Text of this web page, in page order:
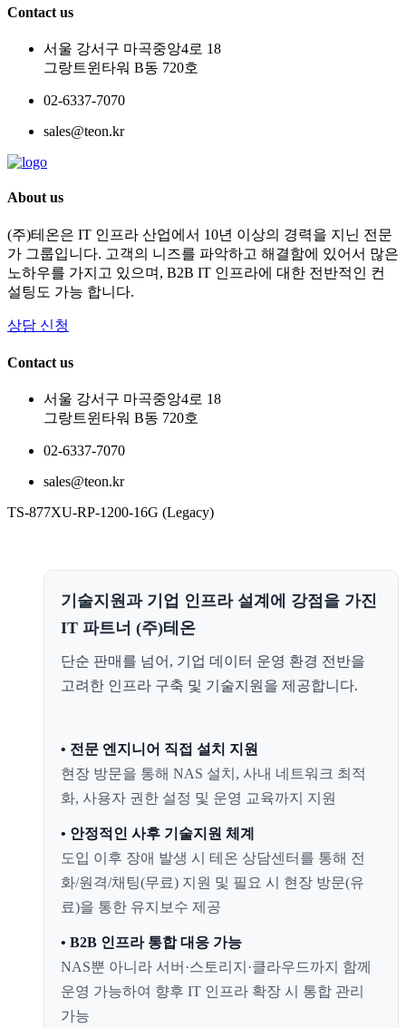
Contact us
서울 강서구 마곡중앙4로 18
그랑트윈타워 B동 720호
02-6337-7070
sales@teon.kr
About us
(주)테온은 IT 인프라 산업에서 10년 이상의 경력을 지닌 전문
가 그룹입니다. 고객의 니즈를 파악하고 해결함에 있어서 많은
노하우를 가지고 있으며, B2B IT 인프라에 대한 전반적인 컨
설팅도 가능 합니다.
상담 신청
Contact us
서울 강서구 마곡중앙4로 18
그랑트윈타워 B동 720호
02-6337-7070
sales@teon.kr
TS-877XU-RP-1200-16G (Legacy)
기술지원과 기업 인프라 설계에 강점을 가진
IT 파트너 (주)테온
단순 판매를 넘어, 기업 데이터 운영 환경 전반을
고려한 인프라 구축 및 기술지원을 제공합니다.
• 전문 엔지니어 직접 설치 지원
현장 방문을 통해 NAS 설치, 사내 네트워크 최적
화, 사용자 권한 설정 및 운영 교육까지 지원
• 안정적인 사후 기술지원 체계
도입 이후 장애 발생 시 테온 상담센터를 통해 전
화/원격/채팅(무료) 지원 및 필요 시 현장 방문(유
료)을 통한 유지보수 제공
• B2B 인프라 통합 대응 가능
NAS뿐 아니라 서버·스토리지·클라우드까지 함께
운영 가능하여 향후 IT 인프라 확장 시 통합 관리
가능